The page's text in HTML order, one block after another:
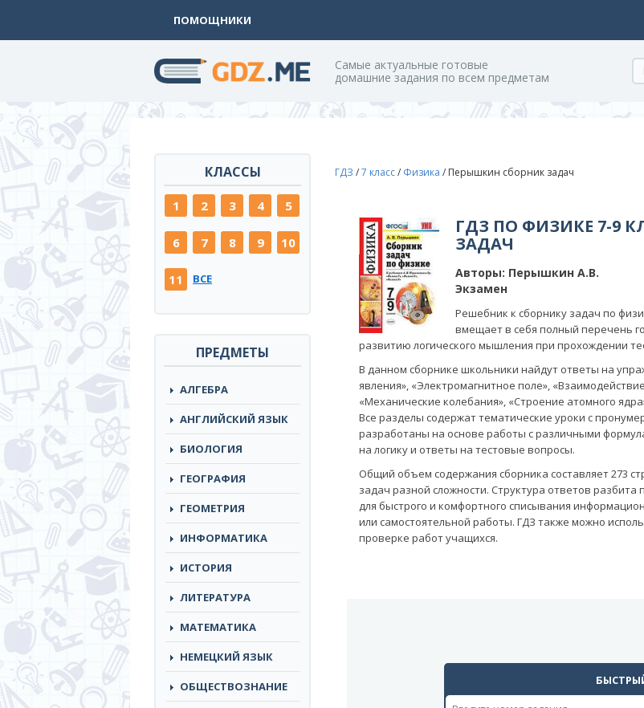
ПОМОЩНИКИ
Cамые актуальные готовые
домашние задания по всем предметам
КЛАССЫ
1 2 3 4 5
6 7 8 9 10
11 ВСЕ
ПРЕДМЕТЫ
АЛГЕБРА
АНГЛИЙСКИЙ ЯЗЫК
БИОЛОГИЯ
ГЕОГРАФИЯ
ГЕОМЕТРИЯ
ИНФОРМАТИКА
ИСТОРИЯ
ЛИТЕРАТУРА
МАТЕМАТИКА
НЕМЕЦКИЙ ЯЗЫК
ОБЩЕСТВОЗНАНИЕ
ГДЗ /7 класс/ Физика / Перышкин сборник задач
ГДЗ ПО ФИЗИКЕ 7-9
ЗАДАЧ
Авторы: Перышкин А.В.
Экзамен
Решебник к сборнику задач по
вмещает в себя полный перечень
развитию логического мышления при прохождении
В данном сборнике школьники найдут ответы на
явления», «Электромагнитное поле»,
«Механические колебания», «Строение атомного
Все разделы содержат тематические уроки с
разработаны на основе работы с различными
на логику и ответы на тестовые вопросы.
Общий объем содержания сборника составляет 273
задач разной сложности. Структура ответов
для быстрого и комфортного списывания
или самостоятельной работы. ГДЗ также можно
проверке работ учащихся.